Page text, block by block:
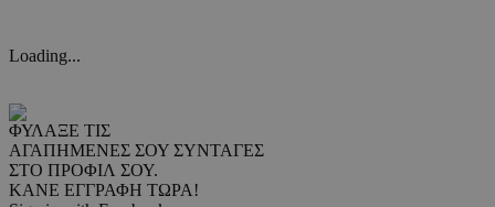
Loading...
ΦΥΛΑΞΕ ΤΙΣ
ΑΓΑΠΗΜΕΝΕΣ ΣΟΥ ΣΥΝΤΑΓΕΣ
ΣΤΟ ΠΡΟΦΙΛ ΣΟΥ.
ΚΑΝΕ ΕΓΓΡΑΦΗ ΤΩΡΑ!